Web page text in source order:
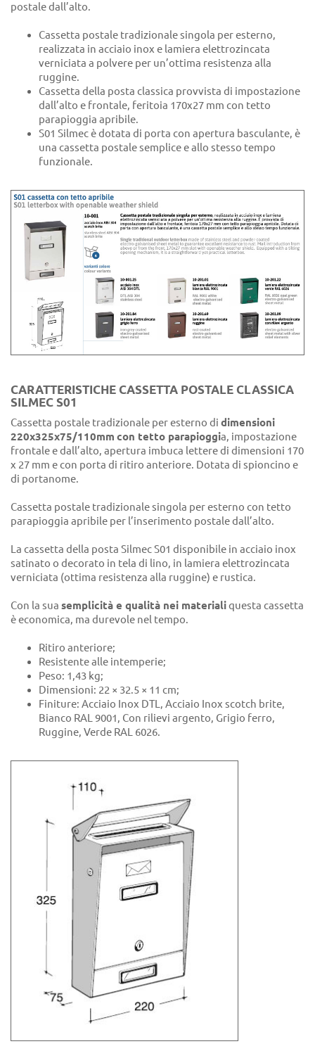
postale dall’alto.
Cassetta postale tradizionale singola per esterno,
realizzata in acciaio inox e lamiera elettrozincata
verniciata a polvere per un’ottima resistenza alla
ruggine.
Cassetta della posta classica provvista di impostazione
dall’alto e frontale, feritoia 170x27 mm con tetto
parapioggia apribile.
S01 Silmec è dotata di porta con apertura basculante, è
una cassetta postale semplice e allo stesso tempo
funzionale.
CARATTERISTICHE CASSETTA POSTALE CLASSICA
SILMEC S01
Cassetta postale tradizionale per esterno di dimensioni
220x325x75/110mm con tetto parapioggia, impostazione
frontale e dall’alto, apertura imbuca lettere di dimensioni 170
x 27 mm e con porta di ritiro anteriore. Dotata di spioncino e
di portanome.
Cassetta postale tradizionale singola per esterno con tetto
parapioggia apribile per l’inserimento postale dall’alto.
La cassetta della posta Silmec S01 disponibile in acciaio inox
satinato o decorato in tela di lino, in lamiera elettrozincata
verniciata (ottima resistenza alla ruggine) e rustica.
Con la sua semplicità e qualità nei materialiquesta cassetta
è economica, ma durevole nel tempo.
Ritiro anteriore;
Resistente alle intemperie;
Peso: 1,43 kg;
Dimensioni: 22 × 32.5 × 11 cm;
Finiture: Acciaio Inox DTL, Acciaio Inox scotch brite,
Bianco RAL 9001, Con rilievi argento, Grigio ferro,
Ruggine, Verde RAL 6026.